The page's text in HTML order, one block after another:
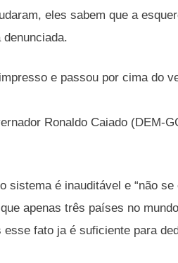
eles sabem que a
e passou por cima do
Ronaldo Caiado (DEM-
sistema é inauditável e “não
apenas três países no
fato ja é suficiente para